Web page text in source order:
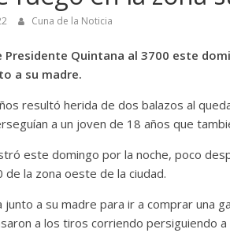
Cuna de la Noticia
Presidente Quintana al 3700 este
a su madre.
resultó herida de dos balazos al
a un joven de 18 años que
este domingo por la noche, poco
de la zona oeste de la ciudad.
junto a su madre para ir a comprar una
a los tiros corriendo persiguiendo a